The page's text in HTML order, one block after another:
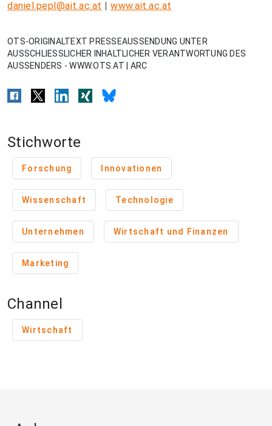
daniel.pepl@ait.ac.at
www.ait.ac.at
OTS-ORIGINALTEXT PRESSEAUSSENDUNG UNTER
AUSSCHLIESSLICHER INHALTLICHER VERANTWORTUNG DES
AUSSENDERS - WWW.OTS.AT | ARC
Stichworte
Forschung Innovationen
Wissenschaft Technologie
Unternehmen Wirtschaft und Finanzen
Marketing
Channel
Wirtschaft